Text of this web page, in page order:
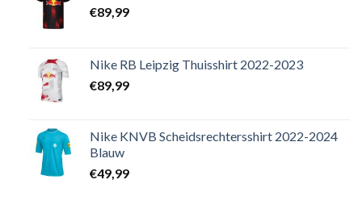
€89,99
Nike RB Leipzig Thuisshirt 2022-2023
€89,99
Nike KNVB Scheidsrechtersshirt 2022-2024
Blauw
€49,99